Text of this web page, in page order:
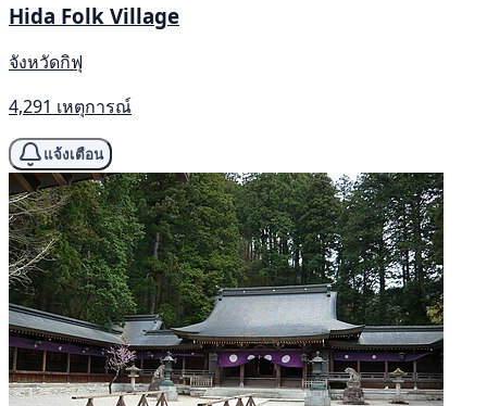
Hida Folk Village
จังหวัดกิฟุ
4,291 เหตุการณ์
แจ้งเตือน